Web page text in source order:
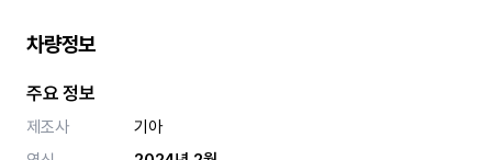
차량정보
주요 정보
제조사
기아